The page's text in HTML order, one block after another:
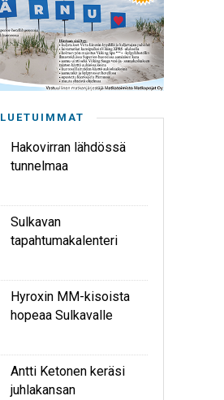
LUETUIMMAT
Hakovirran lähdössä
tunnelmaa
Sulkavan
tapahtumakalenteri
Hyroxin MM-kisoista
hopeaa Sulkavalle
Antti Ketonen keräsi
juhlakansan